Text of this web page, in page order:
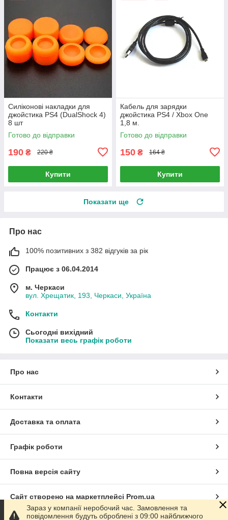
Силіконові накладки для
джойстика PS4 (DualShock 4)
8 шт
Готово до відправки
190 ₴ 220 ₴
Купити
Кабель для зарядки
джойстика PS4 / Xbox One
1,8 м.
Готово до відправки
150 ₴ 164 ₴
Купити
Показати ще
Про нас
100% позитивних з 382 відгуків за рік
Працює з 06.04.2014
м. Черкаси
вул. Хрещатик, 193, Черкаси, Україна
Контакти
Сьогодні вихідний
Показати весь графік роботи
Про нас
Контакти
Доставка та оплата
Графік роботи
Повна версія сайту
Сайт створено на маркетплейсі Prom.ua
Зараз у компанії неробочий час. Замовлення та
повідомлення будуть оброблені з 09:00 найближчого